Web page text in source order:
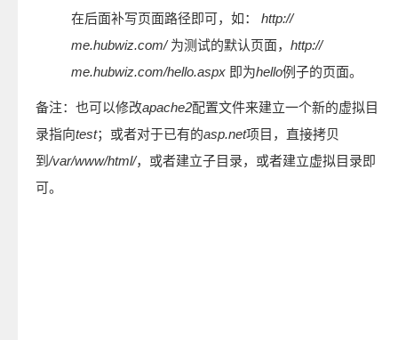
在后面补写页面路径即可，如： http://
me.hubwiz.com/为测试的默认页面， http://
me.hubwiz.com/hello.aspx 即为hello例子的页面。
备注：也可以修改apache2配置文件来建立一个新的虚拟目
录指向test；或者对于已有的asp.net项目，直接拷贝
到/var/www/html/，或者建立子目录，或者建立虚拟目录即
可。